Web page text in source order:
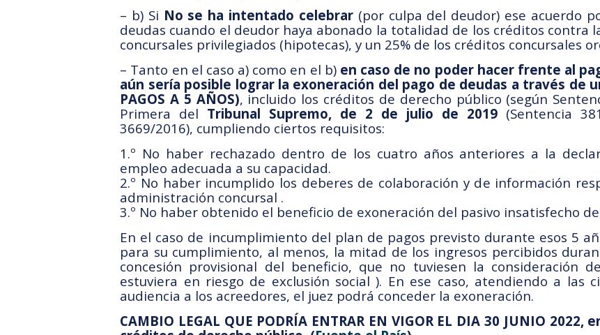
– b) Si No se ha intentado celebrar(por culpa del deudor) ese acuerdo
deudas cuando el deudor haya abonado la totalidad de los créditos contra
concursales privilegiados (hipotecas), y un 25% de los créditos concursales
– Tanto en el caso a) como en el b) en caso de no poder hacer frente al
aún sería posible lograr la exoneración del pago de deudas a través de
PAGOS A 5 AÑOS), incluido los créditos de derecho público (según
Primera del Tribunal Supremo, de 2 de julio de 2019(Sentencia
3669/2016), cumpliendo ciertos requisitos:
1.º No haber rechazado dentro de los cuatro años anteriores a la
empleo adecuada a su capacidad.
2.º No haber incumplido los deberes de colaboración y de información
administración concursal .
3.º No haber obtenido el beneficio de exoneración del pasivo insatisfecho
En el caso de incumplimiento del plan de pagos previsto durante esos 5
para su cumplimiento, al menos, la mitad de los ingresos percibidos
concesión provisional del beneficio, que no tuviesen la consideración
estuviera en riesgo de exclusión social ). En ese caso, atendiendo a las
audiencia a los acreedores, el juez podrá conceder la exoneración.
CAMBIO LEGAL QUE PODRÍA ENTRAR EN VIGOR EL DIA 30 JUNIO